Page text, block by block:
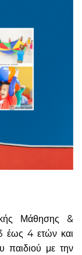
Μάθησης &
έως 4 ετών και
παιδιού με την